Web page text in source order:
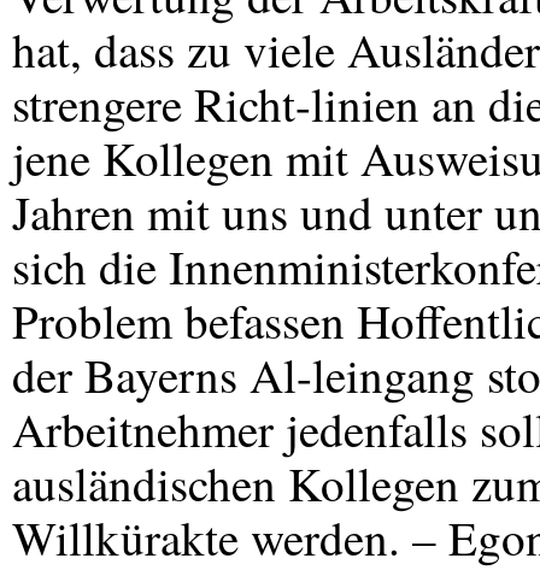
hat, dass zu viele
strengere Richt-linien an
jene Kollegen mit
Jahren mit uns und unter
sich die
Problem befassen
der Bayerns Al-leingang
Arbeitnehmer jedenfalls
ausländischen Kollegen
Willkürakte werden. –